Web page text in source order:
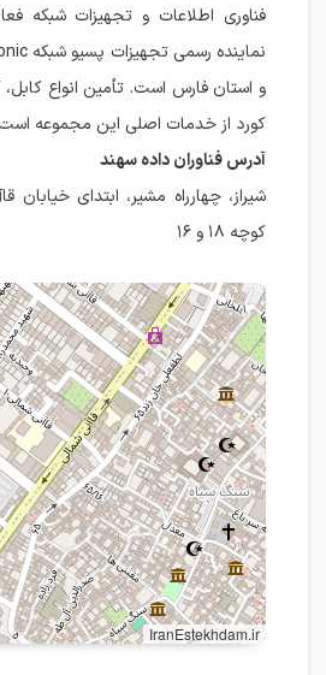
فناوری اطلاعات و تجهیزات شبکه
و استان فارس است. تأمین انواع
کورد از خدمات اصلی این مجموعه
آدرس فناوران داده سهند
شیراز، چهارراه مشیر، ابتدای
کوچه ۱۸ و ۱۶
IranEstekhdam.ir